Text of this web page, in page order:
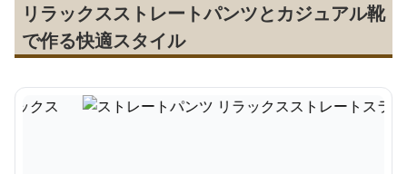
リラックスストレートパンツとカジュアル靴
で作る快適スタイル